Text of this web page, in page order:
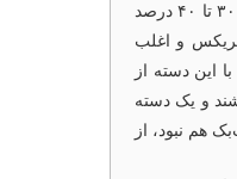
کشورهای دنیا در بحث روابط با ایران سه دسته‌اند؛ یک دسته کشورهایی هستند که در طول دهه‌های گذشته علی‌رغم فشارهای تحریمی، روابط تجاری با ایران را حفظ کرده‌اند که بین ۳۰ تا ۴۰ درصد
و اغلب
این دسته از
و یک دسته
هم نبود، از